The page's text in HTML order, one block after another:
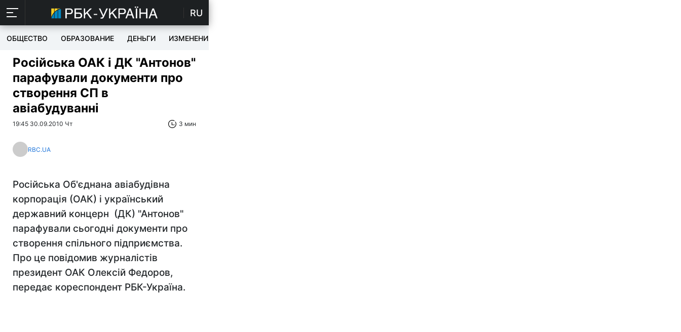
RU
ОБЩЕСТВО ОБРАЗОВАНИЕ ДЕНЬГИ ИЗМЕНЕНИЯ
Російська ОАК і ДК "Антонов"
парафували документи про
створення СП в
авіабудуванні
19:45 30.09.2010 Чт 3 мин
RBC.UA
Російська Об'єднана авіабудівна
корпорація (ОАК) і український
державний концерн (ДК) "Антонов"
парафували сьогодні документи про
створення спільного підприємства.
Про це повідомив журналістів
президент ОАК Олексій Федоров,
передає кореспондент РБК-Україна.